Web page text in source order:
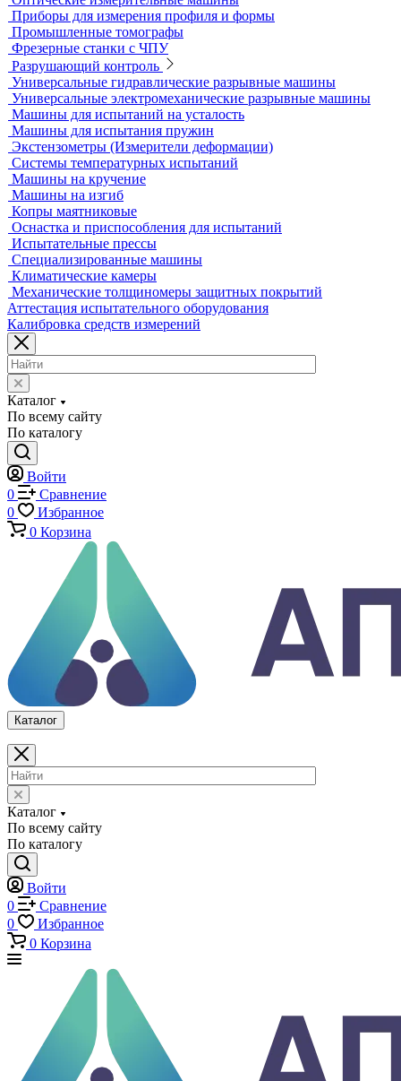
Лазерные маркировщики
Оборудование для контроля геометрии
3D-сканеры
Аксессуары для метрологического оборудования
Видеоизмерительные машины
Координатно-измерительные машины
Лазерные трекеры
Мультисенсорные и видеоизмерительные машины
Оптические измерительные машины
Приборы для измерения профиля и формы
Промышленные томографы
Фрезерные станки с ЧПУ
Разрушающий контроль
Универсальные гидравлические разрывные машины
Универсальные электромеханические разрывные машины
Машины для испытаний на усталость
Машины для испытания пружин
Экстензометры (Измерители деформации)
Системы температурных испытаний
Машины на кручение
Машины на изгиб
Копры маятниковые
Оснастка и приспособления для испытаний
Испытательные прессы
Специализированные машины
Климатические камеры
Механические толщиномеры защитных покрытий
Аттестация испытательного оборудования
Калибровка средств измерений
Каталог
По всему сайту
По каталогу
Войти
0
Сравнение
Избранное
0 Корзина
Каталог
По всему сайту
По каталогу